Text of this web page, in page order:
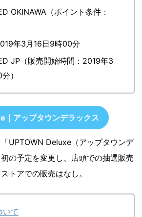
OKINAWA（ポイント条件：
年3月16日9時00分
JP（販売開始時間：2019年3
）
｜アップタウンデラックス
UPTOWN Deluxe（アップタウンデ
の予定を変更し、店頭での抽選販売
トアでの販売はなし。
いて